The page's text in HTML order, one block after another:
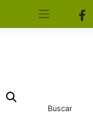
Buscar